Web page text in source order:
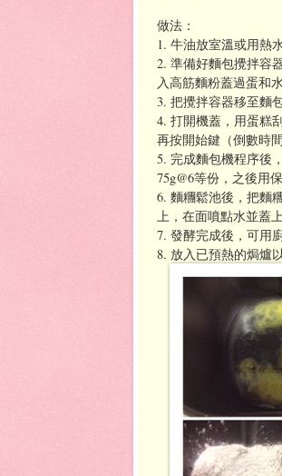
做法：
1. 牛油放室溫或用熱
2. 準備好麵包攪拌容
入高筋麵粉蓋過蛋和
3. 把攪拌容器移至麵
4. 打開機蓋，用蛋糕
再按開始鍵（倒數時
5. 完成麵包機程序後
75g@6等份，之後用
6. 麵糰鬆池後，把麵
上，在面噴點水並蓋
7. 發酵完成後，可用
8. 放入已預熱的焗爐